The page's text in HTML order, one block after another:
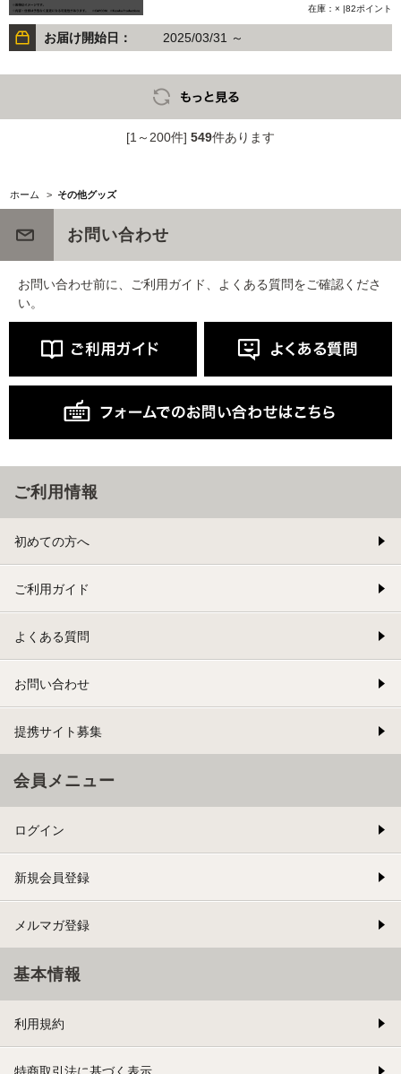
在庫：× |82ポイント
お届け開始日： 2025/03/31 ～
[1～200件] 549件あります
ホーム > その他グッズ
お問い合わせ
お問い合わせ前に、ご利用ガイド、よくある質問をご確認くださ
い。
ご利用情報
初めての方へ
ご利用ガイド
よくある質問
お問い合わせ
提携サイト募集
会員メニュー
ログイン
新規会員登録
メルマガ登録
基本情報
利用規約